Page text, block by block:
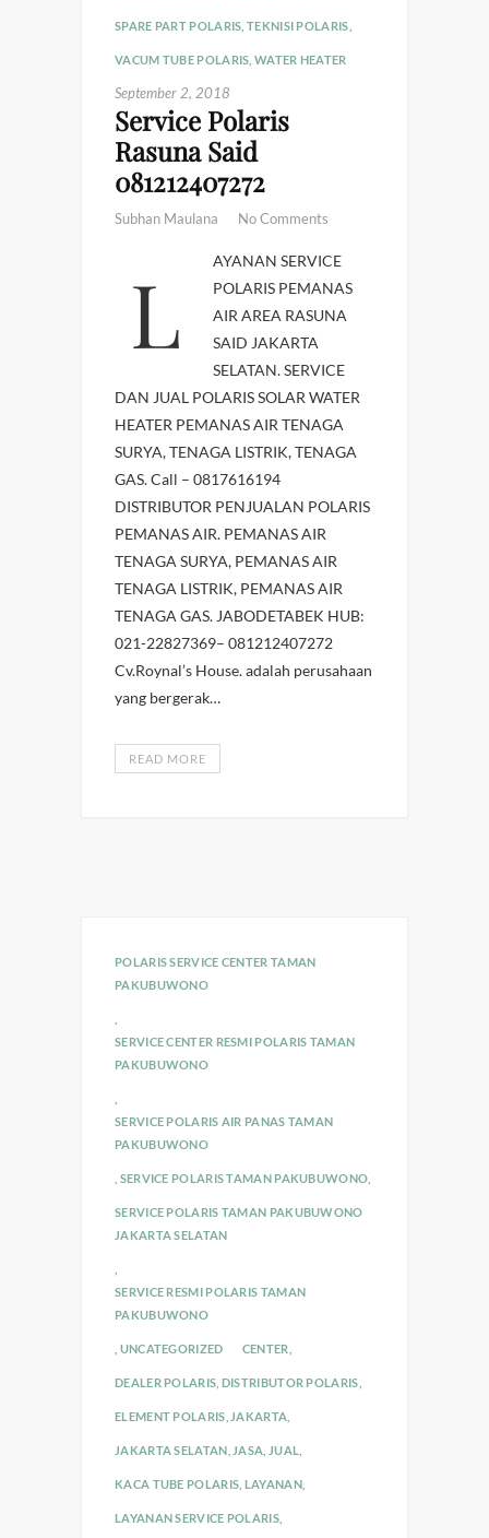
SPARE PART POLARIS ,TEKNISI POLARIS
VACUM TUBE POLARIS ,WATER HEATER
September 2, 2018
Service Polaris
Rasuna Said
081212407272
Subhan Maulana No Comments
LAYANAN SERVICE
POLARIS PEMANAS
AIR AREA RASUNA
SAID JAKARTA
SELATAN. SERVICE
DAN JUAL POLARIS SOLAR WATER
HEATER PEMANAS AIR TENAGA
SURYA, TENAGA LISTRIK, TENAGA
GAS. Call – 0817616194
DISTRIBUTOR PENJUALAN POLARIS
PEMANAS AIR. PEMANAS AIR
TENAGA SURYA, PEMANAS AIR
TENAGA LISTRIK, PEMANAS AIR
TENAGA GAS. JABODETABEK HUB:
021-22827369– 081212407272
Cv.Roynal’s House. adalah perusahaan
yang bergerak…
READ MORE
POLARIS SERVICE CENTER TAMAN
PAKUBUWONO
SERVICE CENTER RESMI POLARIS TAMAN
PAKUBUWONO
SERVICE POLARIS AIR PANAS TAMAN
PAKUBUWONO
SERVICE POLARIS TAMAN PAKUBUWONO
SERVICE POLARIS TAMAN PAKUBUWONO
JAKARTA SELATAN
SERVICE RESMI POLARIS TAMAN
PAKUBUWONO
UNCATEGORIZED CENTER
DEALER POLARIS DISTRIBUTOR POLARIS
ELEMENT POLARIS JAKARTA
JAKARTA SELATAN JASA JUAL
KACA TUBE POLARIS LAYANAN,
LAYANAN SERVICE POLARIS,